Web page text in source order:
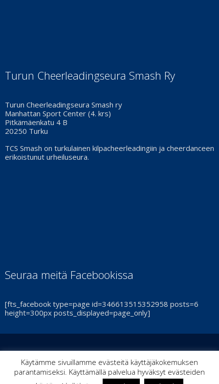
Turun Cheerleadingseura Smash Ry
Turun Cheerleadingseura Smash ry
Manhattan Sport Center (4. krs)
Pitkämäenkatu 4 B
20250 Turku
TCS Smash on turkulainen kilpacheerleadingiin ja cheerdanceen
erikoistunut urheiluseura.
Seuraa meitä Facebookissa
[fts_facebook type=page id=346613515352958 posts=6
height=300px posts_displayed=page_only]
© Turun Cheerleadingseura Smash Ry 2021 | ByItPoint
Kaikki oikeudet pidätetään
Käytämme sivuillamme evästeitä käyttäjäkokemuksen
parantamiseksi. Käyttämällä palvelua hyväksyt evästeiden